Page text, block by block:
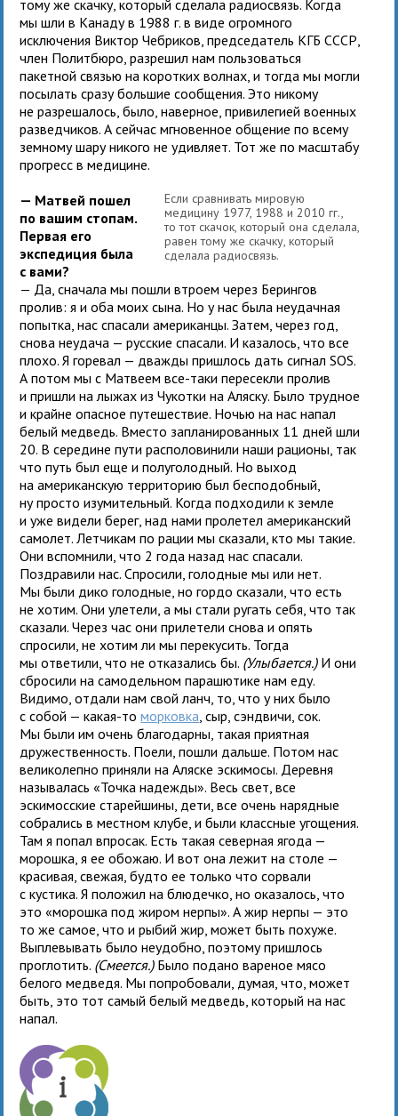
тому же скачку, который сделала радиосвязь. Когда
мы шли в Канаду в 1988 г. в виде огромного
исключения Виктор Чебриков, председатель КГБ СССР,
член Политбюро, разрешил нам пользоваться
пакетной связью на коротких волнах, и тогда мы могли
посылать сразу большие сообщения. Это никому
не разрешалось, было, наверное, привилегией военных
разведчиков. А сейчас мгновенное общение по всему
земному шару никого не удивляет. Тот же по масштабу
прогресс в медицине.
Если сравнивать мировую
медицину 1977, 1988 и 2010 гг.,
то тот скачок, который она сделала,
равен тому же скачку, который
сделала радиосвязь.
— Матвей пошел
по вашим стопам.
Первая его
экспедиция была
с вами?
— Да, сначала мы пошли втроем через Берингов
пролив: я и оба моих сына. Но у нас была неудачная
попытка, нас спасали американцы. Затем, через год,
снова неудача — русские спасали. И казалось, что все
плохо. Я горевал — дважды пришлось дать сигнал SOS.
А потом мы с Матвеем все-таки пересекли пролив
и пришли на лыжах из Чукотки на Аляску. Было трудное
и крайне опасное путешествие. Ночью на нас напал
белый медведь. Вместо запланированных 11 дней шли
20. В середине пути располовинили наши рационы, так
что путь был еще и полуголодный. Но выход
на американскую территорию был бесподобный,
ну просто изумительный. Когда подходили к земле
и уже видели берег, над нами пролетел американский
самолет. Летчикам по рации мы сказали, кто мы такие.
Они вспомнили, что 2 года назад нас спасали.
Поздравили нас. Спросили, голодные мы или нет.
Мы были дико голодные, но гордо сказали, что есть
не хотим. Они улетели, а мы стали ругать себя, что так
сказали. Через час они прилетели снова и опять
спросили, не хотим ли мы перекусить. Тогда
мы ответили, что не отказались бы. (Улыбается.)И они
сбросили на самодельном парашютике нам еду.
Видимо, отдали нам свой ланч, то, что у них было
с собой — какая-томорковка , сыр, сэндвичи, сок.
Мы были им очень благодарны, такая приятная
дружественность. Поели, пошли дальше. Потом нас
великолепно приняли на Аляске эскимосы. Деревня
называлась «Точка надежды». Весь свет, все
эскимосские старейшины, дети, все очень нарядные
собрались в местном клубе, и были классные угощения.
Там я попал впросак. Есть такая северная ягода —
морошка, я ее обожаю. И вот она лежит на столе —
красивая, свежая, будто ее только что сорвали
с кустика. Я положил на блюдечко, но оказалось, что
это «морошка под жиром нерпы». А жир нерпы — это
то же самое, что и рыбий жир, может быть похуже.
Выплевывать было неудобно, поэтому пришлось
проглотить. (Смеется.)Было подано вареное мясо
белого медведя. Мы попробовали, думая, что, может
быть, это тот самый белый медведь, который на нас
напал.